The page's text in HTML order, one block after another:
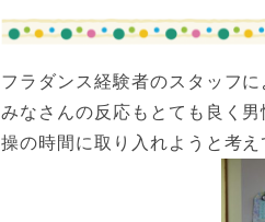
フラダンス経験者のスタッフ
みなさんの反応もとても良く
操の時間に取り入れようと考え